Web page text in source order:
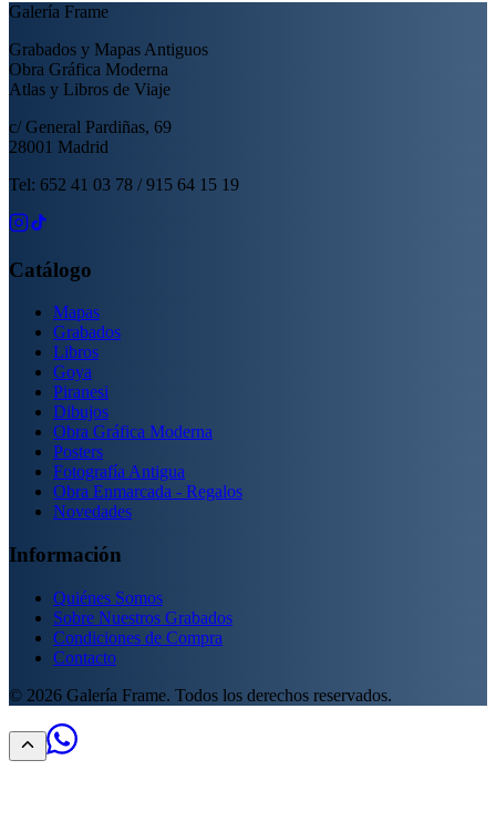
Galería Frame
Grabados y Mapas Antiguos
Obra Gráfica Moderna
Atlas y Libros de Viaje
c/ General Pardiñas, 69
28001 Madrid
Tel: 652 41 03 78 / 915 64 15 19
Catálogo
Mapas
Grabados
Libros
Goya
Piranesi
Dibujos
Obra Gráfica Moderna
Posters
Fotografía Antigua
Obra Enmarcada - Regalos
Novedades
Información
Quiénes Somos
Sobre Nuestros Grabados
Condiciones de Compra
Contacto
© 2026 Galería Frame. Todos los derechos reservados.